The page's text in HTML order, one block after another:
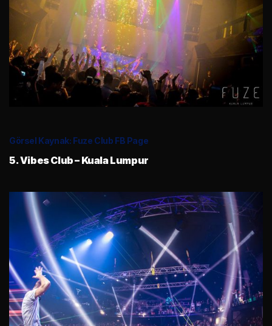
Görsel Kaynak: Fuze Club FB Page
5. Vibes Club – Kuala Lumpur